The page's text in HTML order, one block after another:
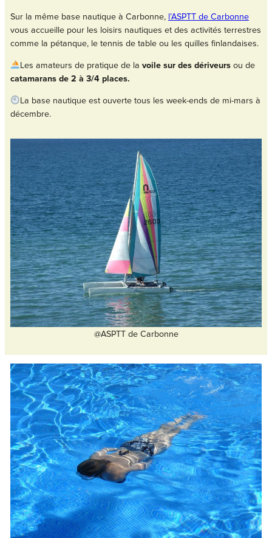
Sur la même base nautique à Carbonne, l’ASPTT de Carbonne
vous accueille pour les loisirs nautiques et des activités terrestres
comme la pétanque, le tennis de table ou les quilles finlandaises.
Les amateurs de pratique de lavoile sur des dériveurs ou de
catamarans de 2 à 3/4 places.
La base nautique est ouverte tous les week-ends de mi-mars à
décembre.
@ASPTT de Carbonne